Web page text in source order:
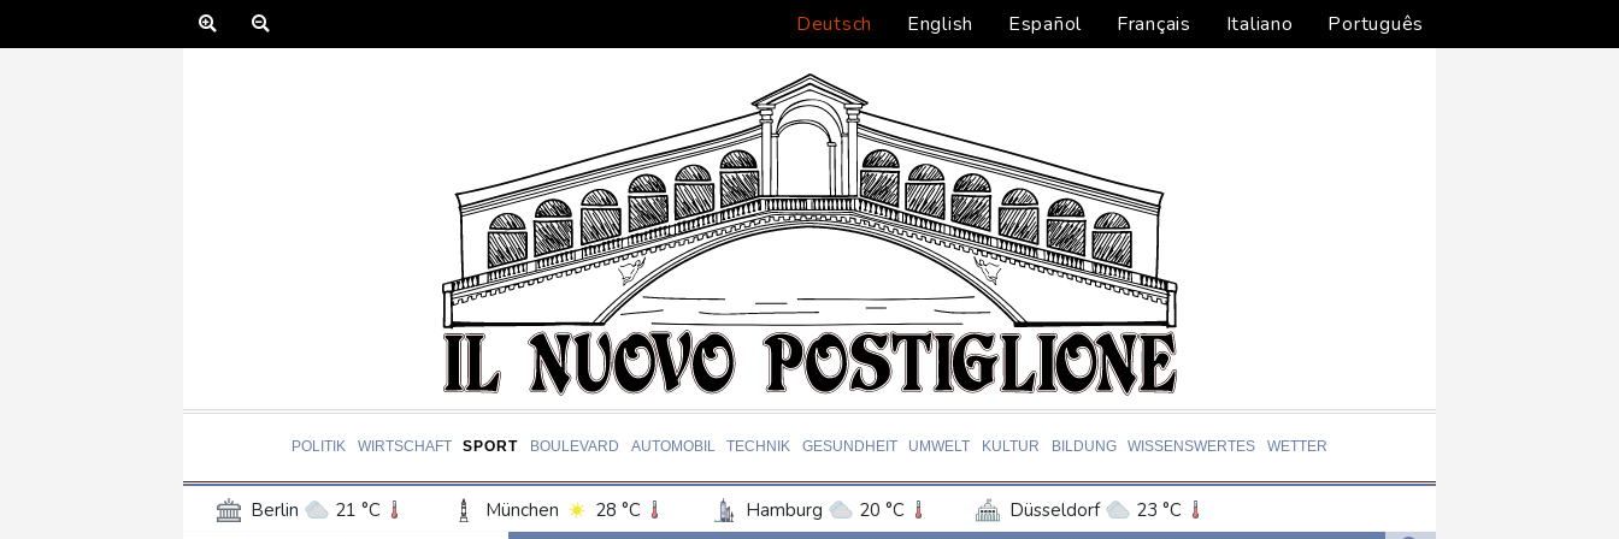
Deutsch English Español Français Italiano Português
POLITIK WIRTSCHAFT SPORT BOULEVARD AUTOMOBIL TECHNIK GESUNDHEIT UMWELT KULTUR BILDUNG WISSENSWERTES WETTER
Berlin 21 °C München 28 °C Hamburg 20 °C Düsseldorf
23 °C